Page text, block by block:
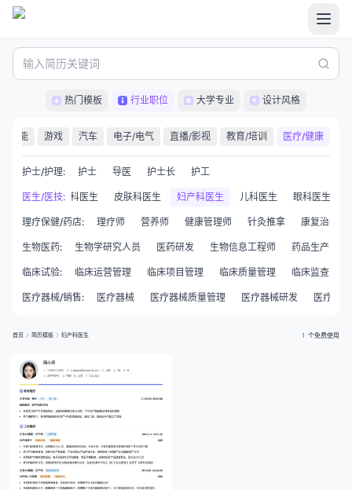
热门模板 行业职位 大学专业 设计风格
职能 游戏 汽车 电子/电气 直播/影视 教育/培训 医疗/健康
护士/护理: 护士 导医 护士长 护工
医生/医技:
外科医生 内科医生 皮肤科医生 妇产科医生 儿科医生 眼科医生
理疗保健/药店: 理疗师 营养师 健康管理师 针灸推拿 康复治疗师
生物医药: 生物学研究人员 医药研发 生物信息工程师 药品生产
临床试验: 临床运营管理 临床项目管理 临床质量管理 临床监查员
医疗器械/销售: 医疗器械 医疗器械质量管理 医疗器械研发 医疗器
首页 简历模板 妇产科医生 1 个免费使用